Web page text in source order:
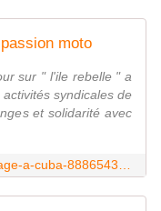
moto
sur " l'ile rebelle " a
syndicales de
et solidarité avec